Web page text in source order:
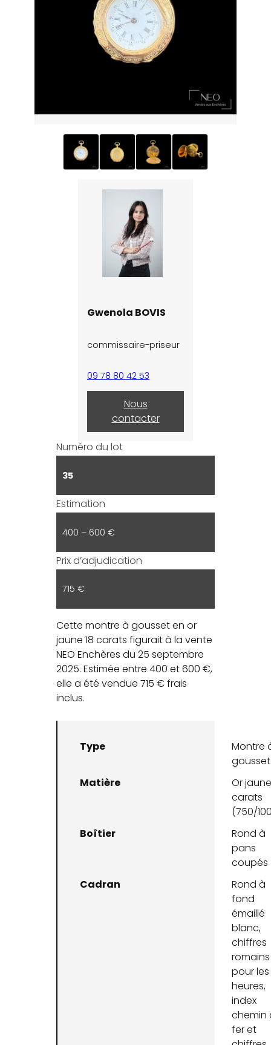
Gwenola BOVIS
commissaire-priseur
09 78 80 42 53
Nous
contacter
Numéro du lot
35
Estimation
400 – 600 €
Prix d’adjudication
715 €
Cette montre à gousset en or
jaune 18 carats figurait à la vente
NEO Enchères du 25 septembre
2025. Estimée entre 400 et 600 €,
elle a été vendue 715 € frais
inclus.
Type
Montre
gousset
Matière
Or
carats
(750/
Boîtier
Rond à
pans
coupés
Cadran
Rond à
fond
émaillé
blanc,
chiffres
romains
pour les
heures,
index
chemin
fer et